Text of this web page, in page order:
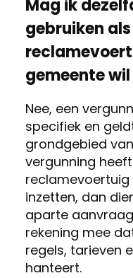
Mag ik
gebruiken
gemeente
Nee, een
specifiek en
grondgebied
vergunning
inzetten, dan
aparte
rekening mee
regels, tarieven
hanteert.